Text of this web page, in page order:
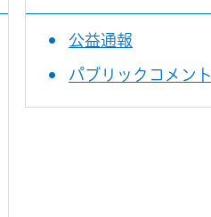
公益通報
パブリックコメント